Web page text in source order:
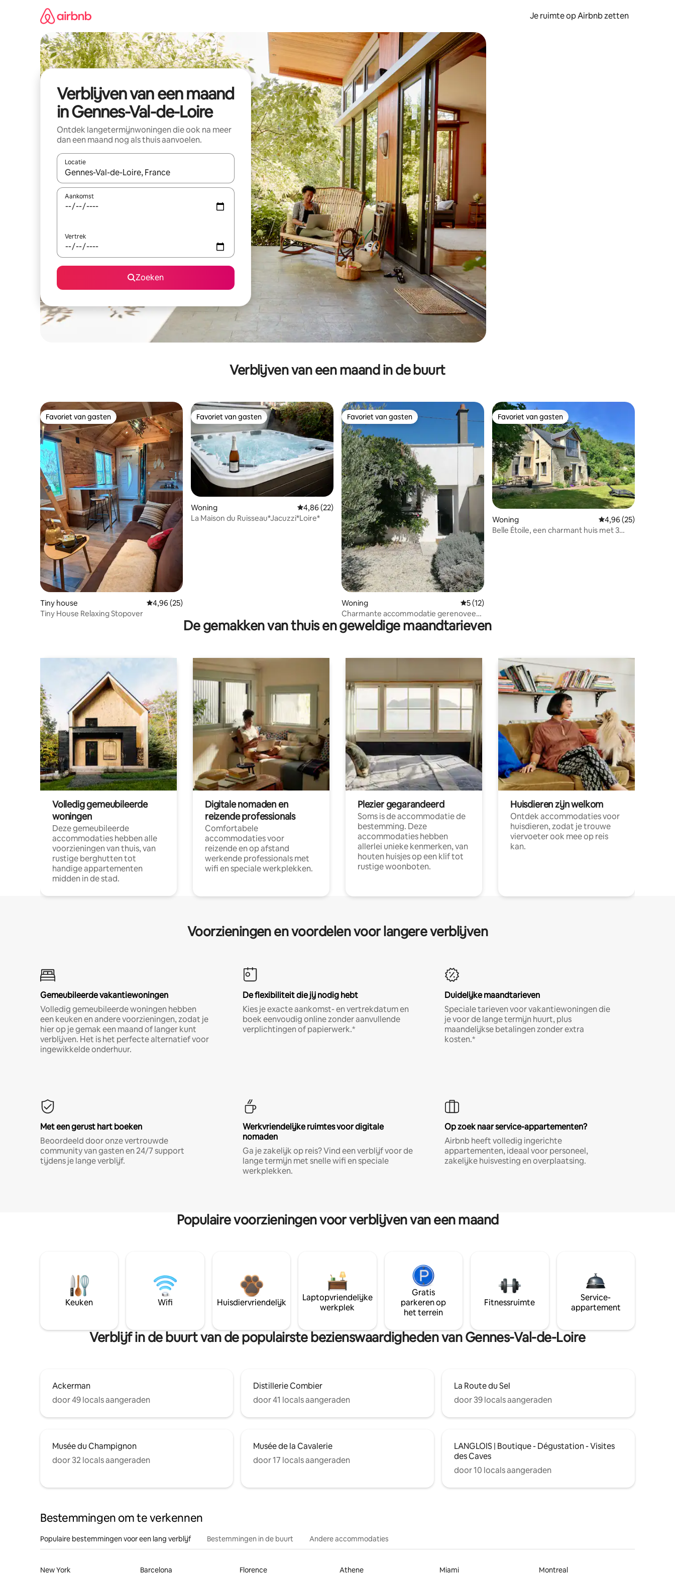
Je ruimte op Airbnb zetten
Verblijven van een maand
in Gennes-Val-de-Loire
Ontdek langetermijnwoningen die ook na meer
dan een maand nog als thuis aanvoelen.
Locatie
Wanneer er suggesties beschikbaar zijn, maak je een keuze met je de pijltjestoetsen omhoog en omlaag, óf door te tikken of swipen.
Aankomst
Vertrek
Zoeken
Verblijven van een maand in de buurt
Favoriet van gasten
Favoriet van gasten
Tiny house Gemiddelde beoordeling van 4,96 uit 5, 25 recensies
4,96 (25)
Tiny House Relaxing Stopover
Favoriet van gasten
Favoriet van gasten
Woning Gemiddelde beoordeling van 4,86 uit 5, 22 recensies
4,86 (22)
La Maison du Ruisseau*Jacuzzi*Loire*
Favoriet van gasten
Favoriet van gasten
Woning Gemiddelde beoordeling van 5 uit 5, 12 recensies
5 (12)
Charmante accommodatie gerenoveerd
in 2025
Favoriet van gasten
Favoriet van gasten
Woning Gemiddelde
4,96 (25)
Belle Étoile, een charmant huis met 3
De gemakken van thuis en geweldige maandtarieven
Volledig gemeubileerde
woningen
Deze gemeubileerde
accommodaties hebben alle
voorzieningen van thuis, van
rustige berghutten tot
handige appartementen
midden in de stad.
Digitale nomaden en
reizende professionals
Comfortabele
accommodaties voor
reizende en op afstand
werkende professionals met
wifi en speciale werkplekken.
Plezier gegarandeerd
Soms is de accommodatie de
bestemming. Deze
accommodaties hebben
allerlei unieke kenmerken, van
houten huisjes op een klif tot
rustige woonboten.
Huisdieren zijn welkom
Ontdek accommodaties voor
huisdieren, zodat je trouwe
viervoeter ook mee op reis
kan.
Voorzieningen en voordelen voor langere verblijven
Gemeubileerde vakantiewoningen
Volledig gemeubileerde woningen hebben
een keuken en andere voorzieningen, zodat je
hier op je gemak een maand of langer kunt
verblijven. Het is het perfecte alternatief voor
ingewikkelde onderhuur.
De flexibiliteit die jij nodig hebt
Kies je exacte aankomst- en vertrekdatum en
boek eenvoudig online zonder aanvullende
verplichtingen of papierwerk.*
Duidelijke maandtarieven
Speciale tarieven voor vakantiewoningen die
je voor de lange termijn huurt, plus
maandelijkse betalingen zonder extra
kosten.*
Met een gerust hart boeken
Beoordeeld door onze vertrouwde
community van gasten en 24/7 support
tijdens je lange verblijf.
Werkvriendelijke ruimtes voor digitale
nomaden
Ga je zakelijk op reis? Vind een verblijf voor de
lange termijn met snelle wifi en speciale
werkplekken.
Op zoek naar service-appartementen?
Airbnb heeft volledig ingerichte
appartementen, ideaal voor personeel,
zakelijke huisvesting en overplaatsing.
Populaire voorzieningen voor verblijven van een maand
Keuken Wifi Huisdiervriendelijk
Laptopvriendelijke
werkplek
Gratis
parkeren op
het terrein
Fitnessruimte
Service-
appartement
Verblijf in de buurt van de populairste bezienswaardigheden van Gennes-Val-de-Loire
Ackerman
door 49 locals aangeraden
Distillerie Combier
door 41 locals aangeraden
La Route du Sel
door 39 locals aangeraden
Musée du Champignon
door 32 locals aangeraden
Musée de la Cavalerie
door 17 locals aangeraden
LANGLOIS | Boutique - Dégustation - Visites
des Caves
door 10 locals aangeraden
Bestemmingen om te verkennen
Populaire bestemmingen voor een lang verblijf Bestemmingen in de buurt Andere accommodaties
New York
Barcelona
Florence
Athene
Miami
Montreal